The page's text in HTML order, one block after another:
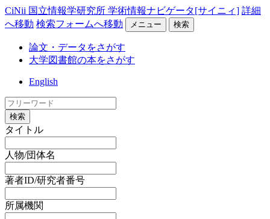
CiNii 国立情報学研究所 学術情報ナビゲータ[サイニィ] 詳細
へ移動 検索フォームへ移動 メニュー 検索
論文・データをさがす
大学図書館の本をさがす
English
検索
タイトル
人物/団体名
著者ID/研究者番号
所属機関